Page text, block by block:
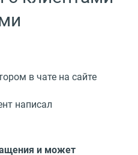
в чате на сайте
написал
и может